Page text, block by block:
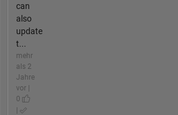
can
also
update
t...
mehr
als 2
Jahre
vor |
0